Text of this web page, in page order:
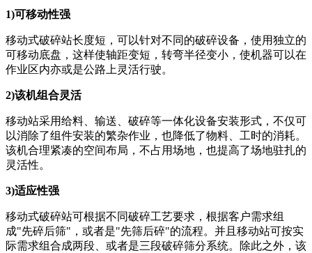
1)可移动性强
移动式破碎站长度短，可以针对不同的破碎设备，使用独立的
可移动底盘，这样使轴距变短，转弯半径变小，使机器可以在
作业区内亦或是公路上灵活行驶。
2)该机组合灵活
移动站采用给料、输送、破碎等一体化设备安装形式，不仅可
以消除了组件安装的繁杂作业，也降低了物料、工时的消耗。
该机合理紧凑的空间布局，不占用场地，也提高了场地驻扎的
灵活性。
3)适应性强
移动式破碎站可根据不同破碎工艺要求，根据客户需求组
成"先碎后筛"，或者是"先筛后碎"的流程。并且移动站可按实
际需求组合成两段、或者是三段破碎筛分系统。除此之外，该